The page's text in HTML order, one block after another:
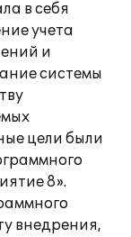
в себя
учета
и
системы
цели были
8».
внедрения,